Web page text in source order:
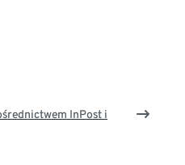
InPost i